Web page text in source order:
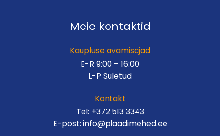
Meie kontaktid
Kaupluse avamisajad
E-R 9:00 – 16:00
L-P Suletud
Kontakt
Tel: +372 513 3343
E-post: info@plaadimehed.ee